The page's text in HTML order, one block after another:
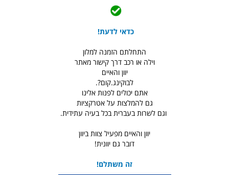
כדאי לדעת!
התחלתם הזמנה למלון
וילה או רכב דרך קישור מאתר
יוון והאיים
לבוקינג.קום?.
אתם יכולים לפנות אלינו
גם להמלצות על אטרקציות
וגם לשרות בעברית בכל בעיה עתידית.
יוון והאיים מפעיל צוות ביוון
דובר גם יוונית!
זה משתלם!